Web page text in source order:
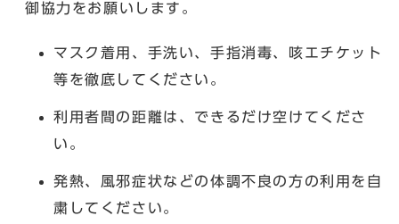
御協力をお願いします。
マスク着用、手洗い、手指消毒、咳エチケット
等を徹底してください。
利用者間の距離は、できるだけ空けてくださ
い。
発熱、風邪症状などの体調不良の方の利用を自
粛してください。